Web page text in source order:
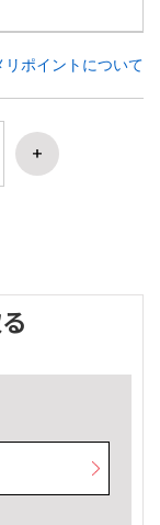
リポイントについて